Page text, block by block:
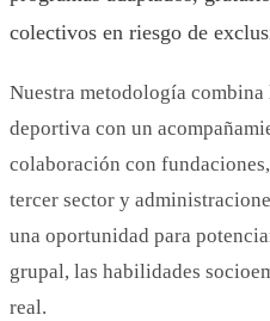
colectivos en riesgo de
Nuestra metodología
deportiva con un
colaboración con
tercer sector y
una oportunidad para
grupal, las habilidades
real.